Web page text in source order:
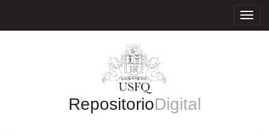
RepositorioDigital